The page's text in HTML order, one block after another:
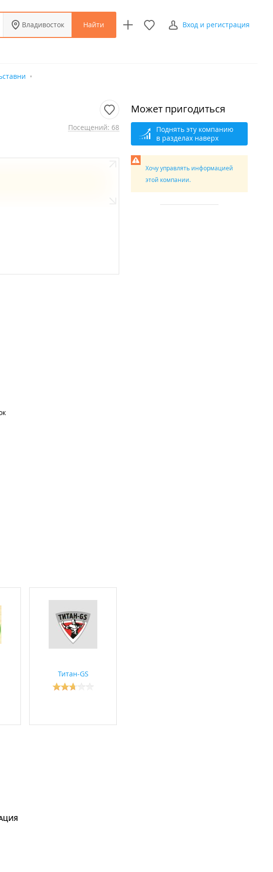
Владивосток Найти Вход и регистрация
Посещений: 68
Титан-GS
Может пригодиться
Поднять эту компанию
в разделах наверх
Хочу управлять информацией
этой компании.